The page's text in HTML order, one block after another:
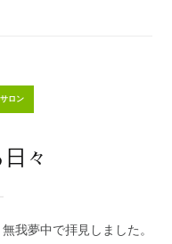
ロン
々
我夢中で拝見しました。